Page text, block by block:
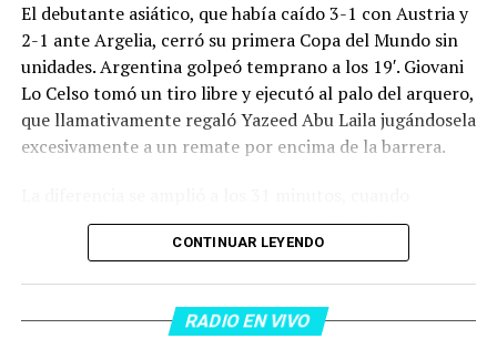
El debutante asiático, que había caído 3-1 con Austria y
2-1 ante Argelia, cerró su primera Copa del Mundo sin
unidades. Argentina golpeó temprano a los 19′. Giovani
Lo Celso tomó un tiro libre y ejecutó al palo del arquero,
que llamativamente regaló Yazeed Abu Laila jugándosela
excesivamente a un remate por encima de la barrera.
Lautaro Martínez convirtió de penal el 2-0. El Toro
anotó su primer gol en Copas del Mundo, tras no
dentro del área sobre Marcos Senesi, que intentó ir a
una segunda pelota luego de un tiro en el travesaño del
CONTINUAR LEYENDO
RADIO EN VIVO